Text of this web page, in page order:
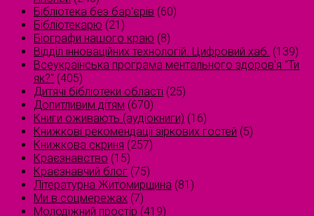
Бібліотека без бар'єрів (60)
Бібліотекарю (21)
Біографи нашого краю (8)
Відділ інноваційних технологій. Цифровий хаб. (139)
Всеукраїнська програма ментального здоров'я "Ти
як?" (405)
Дитячі бібліотеки області (25)
Допитливим дітям (670)
Книги оживають (аудіокниги) (16)
Книжкові рекомендації зіркових гостей (5)
Книжкова скриня (257)
Краєзнавство (15)
Краєзнавчий блог (75)
Літературна Житомирщина (81)
Ми в соцмережах (7)
Молодіжний простір (419)